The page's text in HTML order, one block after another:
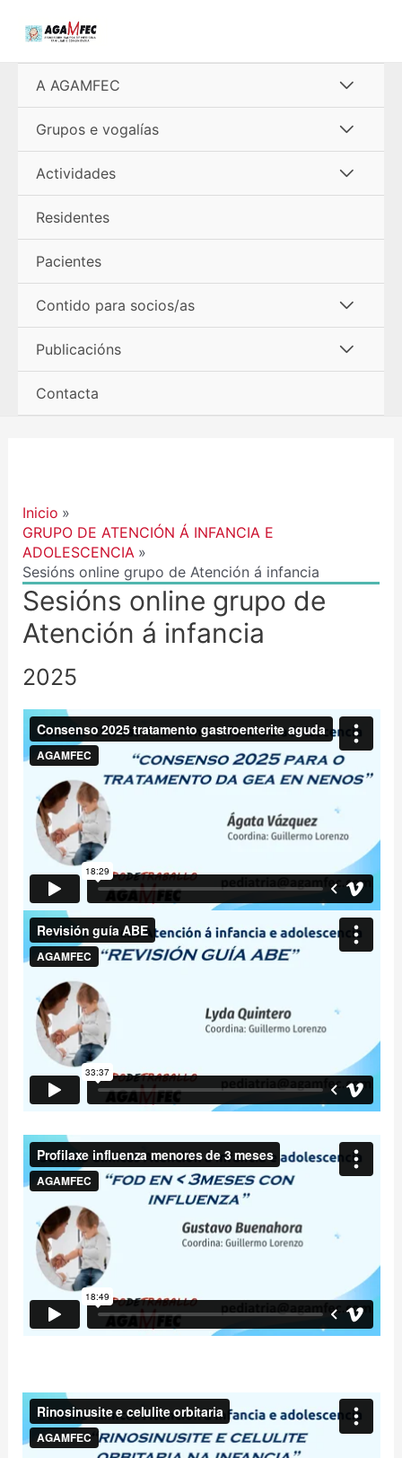
A AGAMFEC
menú
Grupos e vogalías
menú
Actividades
Residentes
Pacientes
Contido para socios/as
menú
Publicacións
Contacta
Inicio
GRUPO DE ATENCIÓN Á INFANCIA E
ADOLESCENCIA
Sesións online grupo de Atención á infancia
Sesións online grupo de
Atención á infancia
2025